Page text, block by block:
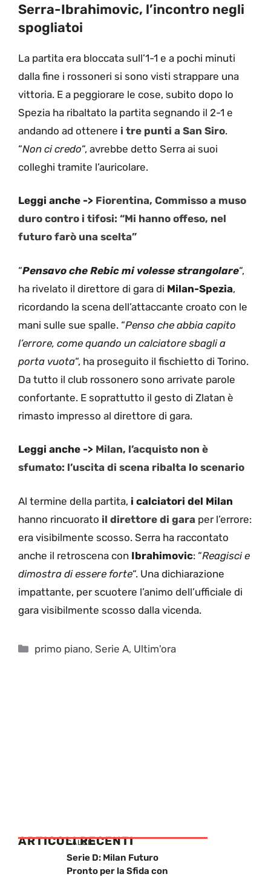
Serra-Ibrahimovic, l’incontro negli
spogliatoi
La partita era bloccata sull’1-1 e a pochi minuti
dalla fine i rossoneri si sono visti strappare una
vittoria. E a peggiorare le cose, subito dopo lo
Spezia ha ribaltato la partita segnando il 2-1 e
andando ad ottenere i tre punti a San Siro.
“Non ci credo“, avrebbe detto Serra ai suoi
colleghi tramite l’auricolare.
Leggi anche -> Fiorentina, Commisso a muso
duro contro i tifosi: “Mi hanno offeso, nel
futuro farò una scelta”
“Pensavo che Rebic mi volesse strangolare“,
ha rivelato il direttore di gara di Milan-Spezia,
ricordando la scena dell’attaccante croato con le
mani sulle sue spalle. “Penso che abbia capito
l’errore, come quando un calciatore sbagli a
porta vuota“, ha proseguito il fischietto di Torino.
Da tutto il club rossonero sono arrivate parole
confortante. E soprattutto il gesto di Zlatan è
rimasto impresso al direttore di gara.
Leggi anche -> Milan, l’acquisto non è
sfumato: l’uscita di scena ribalta lo scenario
Al termine della partita, i calciatori del Milan
hanno rincuorato il direttore di gara per l’errore:
era visibilmente scosso. Serra ha raccontato
anche il retroscena con Ibrahimovic: “Reagisci e
dimostra di essere forte“. Una dichiarazione
impattante, per scuotere l’animo dell’ufficiale di
gara visibilmente scosso dalla vicenda.
Categorie
primo piano,Serie A, Ultim'ora
ARTICOLI RECENTI
CALCIO
Serie D: Milan Futuro
Pronto per la Sfida con